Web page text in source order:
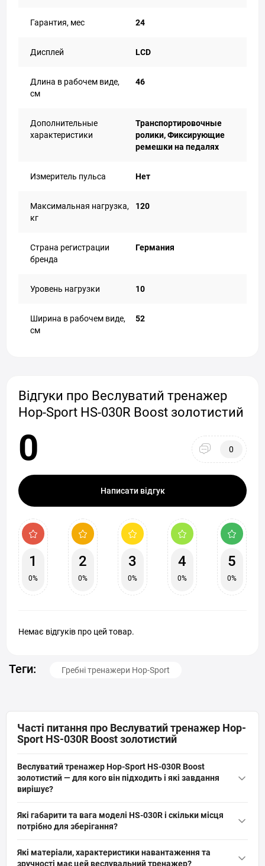
Гарантия, мес 24
Дисплей LCD
Длина в рабочем виде,
см
46
Дополнительные
характеристики
Транспортировочные
ролики, Фиксирующие
ремешки на педалях
Измеритель пульса Нет
Максимальная нагрузка,
кг
120
Страна регистрации
бренда
Германия
Уровень нагрузки 10
Ширина в рабочем виде,
см
52
Відгуки про Веслуватий тренажер
Hop-Sport HS-030R Boost золотистий
0 0
Написати відгук
1
0%
2
0%
3
0%
4
0%
5
0%
Немає відгуків про цей товар.
Теги: Гребні тренажери Hop-Sport
Часті питання про Веслуватий тренажер Hop-
Sport HS-030R Boost золотистий
Веслуватий тренажер Hop-Sport HS-030R Boost
золотистий — для кого він підходить і які завдання
вирішує?
магнітний домашній тренажер для дорослих з максимальною
м’язів, реабілітації та кросфіту; за 30 хвилин можна спалити до
375 калорій, задіює плечі, спину, прес і ноги.
Які габарити та вага моделі HS-030R і скільки місця
потрібно для зберігання?
Boost золотистий має довжину 46 см, ширину 52 см, висоту
Які матеріали, характеристики навантаження та
зручності має цей веслувальний тренажер?